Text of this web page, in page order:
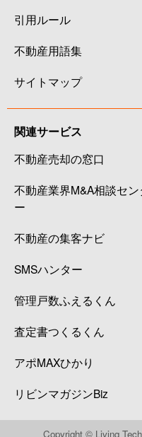
引用ルール
不動産用語集
サイトマップ
関連サービス
不動産売却の窓口
不動産業界M&A相談セン
ー
不動産の集客ナビ
SMSハンター
管理戸数ふえるくん
査定書つくるくん
アポMAXひかり
リビンマガジンBiz
Copyright © Living